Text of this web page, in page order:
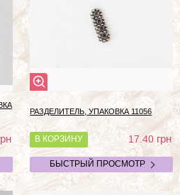
РАЗДЕЛИТЕЛЬ, УПАКОВКА 11056
В КОРЗИНУ 17.40грн
БЫСТРЫЙ ПРОСМОТР